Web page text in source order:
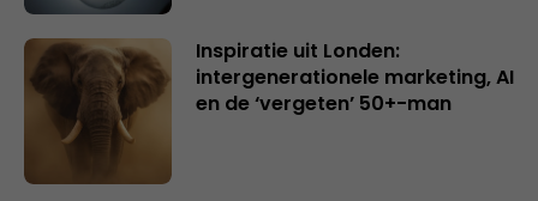
Inspiratie uit Londen:
intergenerationele marketing, AI
en de ‘vergeten’ 50+-man